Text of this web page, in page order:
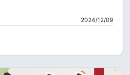
2024/12/09